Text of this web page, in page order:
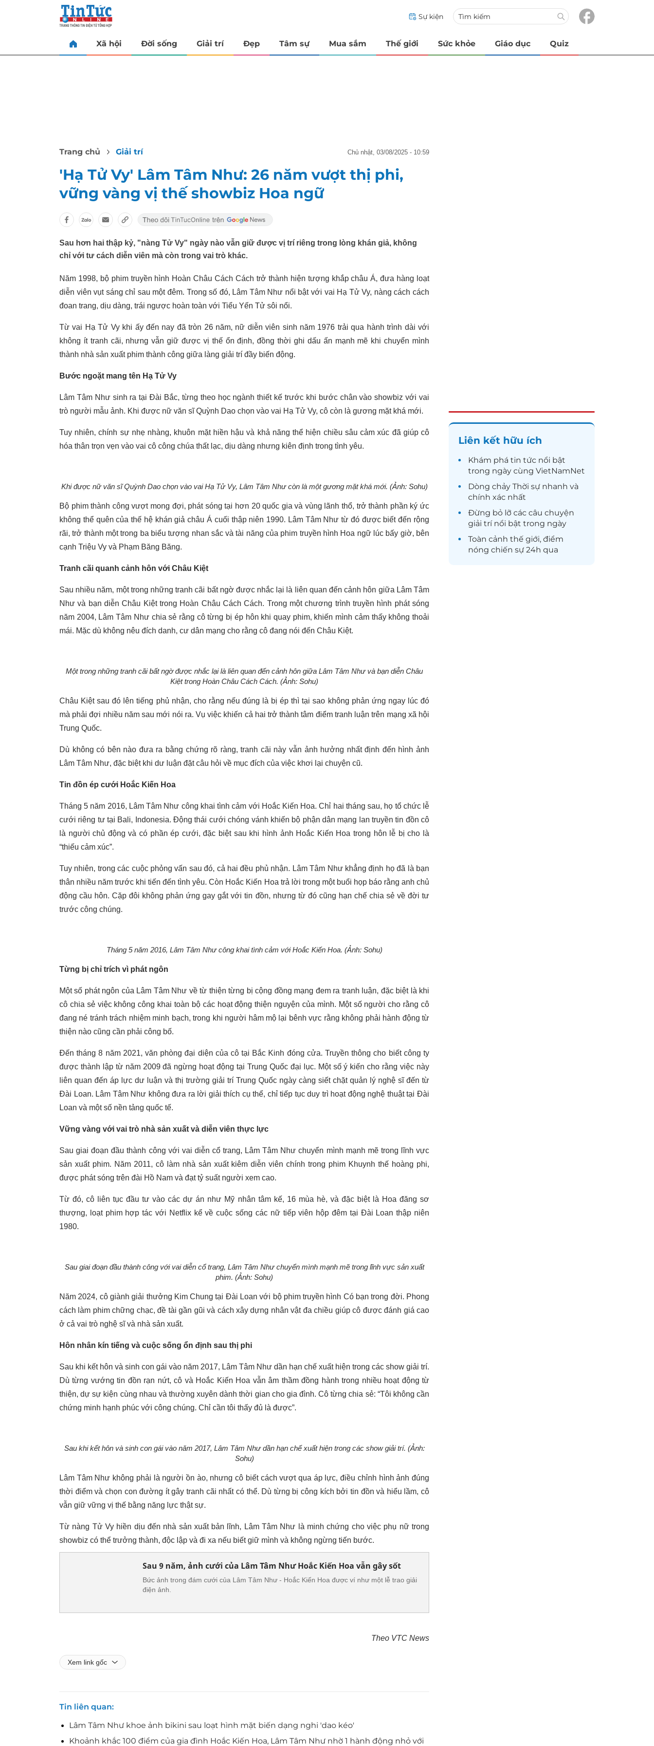
Sự kiện
Xã hội Đời sống Giải trí Đẹp Tâm sự Mua sắm Thế giới Sức khỏe Giáo dục Quiz
Trang chủ Giải trí chủ nhật, 03/08/2025 - 10:59
'Hạ Tử Vy' Lâm Tâm Như: 26 năm vượt thị phi,
vững vàng vị thế showbiz Hoa ngữ
Sau hơn hai thập kỷ, "nàng Tử Vy" ngày nào vẫn giữ được vị trí riêng trong lòng khán giả, không
chỉ với tư cách diễn viên mà còn trong vai trò khác.
Năm 1998, bộ phim truyền hình Hoàn Châu Cách Cách trở thành hiện tượng khắp châu Á, đưa hàng loạt
diễn viên vụt sáng chỉ sau một đêm. Trong số đó, Lâm Tâm Như nổi bật với vai Hạ Tử Vy, nàng cách cách
đoan trang, dịu dàng, trái ngược hoàn toàn với Tiểu Yến Tử sôi nổi.
Từ vai Hạ Tử Vy khi ấy đến nay đã tròn 26 năm, nữ diễn viên sinh năm 1976 trải qua hành trình dài với
không ít tranh cãi, nhưng vẫn giữ được vị thế ổn định, đồng thời ghi dấu ấn mạnh mẽ khi chuyển mình
thành nhà sản xuất phim thành công giữa làng giải trí đầy biến động.
Bước ngoặt mang tên Hạ Tử Vy
Lâm Tâm Như sinh ra tại Đài Bắc, từng theo học ngành thiết kế trước khi bước chân vào showbiz với vai
trò người mẫu ảnh. Khi được nữ văn sĩ Quỳnh Dao chọn vào vai Hạ Tử Vy, cô còn là gương mặt khá mới.
Tuy nhiên, chính sự nhẹ nhàng, khuôn mặt hiền hậu và khả năng thể hiện chiều sâu cảm xúc đã giúp cô
hóa thân trọn vẹn vào vai cô công chúa thất lạc, dịu dàng nhưng kiên định trong tình yêu.
Khi được nữ văn sĩ Quỳnh Dao chọn vào vai Hạ Tử Vy, Lâm Tâm Như còn là một gương mặt khá mới. (Ảnh: Sohu)
Bộ phim thành công vượt mong đợi, phát sóng tại hơn 20 quốc gia và vùng lãnh thổ, trở thành phần ký ức
không thể quên của thế hệ khán giả châu Á cuối thập niên 1990. Lâm Tâm Như từ đó được biết đến rộng
rãi, trở thành một trong ba biểu tượng nhan sắc và tài năng của phim truyền hình Hoa ngữ lúc bấy giờ, bên
cạnh Triệu Vy và Phạm Băng Băng.
Tranh cãi quanh cảnh hôn với Châu Kiệt
Sau nhiều năm, một trong những tranh cãi bất ngờ được nhắc lại là liên quan đến cảnh hôn giữa Lâm Tâm
Như và bạn diễn Châu Kiệt trong Hoàn Châu Cách Cách. Trong một chương trình truyền hình phát sóng
năm 2004, Lâm Tâm Như chia sẻ rằng cô từng bị ép hôn khi quay phim, khiến mình cảm thấy không thoải
mái. Mặc dù không nêu đích danh, cư dân mạng cho rằng cô đang nói đến Châu Kiệt.
Một trong những tranh cãi bất ngờ được nhắc lại là liên quan đến cảnh hôn giữa Lâm Tâm Như và bạn diễn Châu
Kiệt trong Hoàn Châu Cách Cách. (Ảnh: Sohu)
Châu Kiệt sau đó lên tiếng phủ nhận, cho rằng nếu đúng là bị ép thì tại sao không phản ứng ngay lúc đó
mà phải đợi nhiều năm sau mới nói ra. Vụ việc khiến cả hai trở thành tâm điểm tranh luận trên mạng xã hội
Trung Quốc.
Dù không có bên nào đưa ra bằng chứng rõ ràng, tranh cãi này vẫn ảnh hưởng nhất định đến hình ảnh
Lâm Tâm Như, đặc biệt khi dư luận đặt câu hỏi về mục đích của việc khơi lại chuyện cũ.
Tin đồn ép cưới Hoắc Kiến Hoa
Tháng 5 năm 2016, Lâm Tâm Như công khai tình cảm với Hoắc Kiến Hoa. Chỉ hai tháng sau, họ tổ chức lễ
cưới riêng tư tại Bali, Indonesia. Động thái cưới chóng vánh khiến bộ phận dân mạng lan truyền tin đồn cô
là người chủ động và có phần ép cưới, đặc biệt sau khi hình ảnh Hoắc Kiến Hoa trong hôn lễ bị cho là
“thiếu cảm xúc”.
Tuy nhiên, trong các cuộc phỏng vấn sau đó, cả hai đều phủ nhận. Lâm Tâm Như khẳng định họ đã là bạn
thân nhiều năm trước khi tiến đến tình yêu. Còn Hoắc Kiến Hoa trả lời trong một buổi họp báo rằng anh chủ
động cầu hôn. Cặp đôi không phản ứng gay gắt với tin đồn, nhưng từ đó cũng hạn chế chia sẻ về đời tư
trước công chúng.
Tháng 5 năm 2016, Lâm Tâm Như công khai tình cảm với Hoắc Kiến Hoa. (Ảnh: Sohu)
Từng bị chỉ trích vì phát ngôn
Một số phát ngôn của Lâm Tâm Như về từ thiện từng bị cộng đồng mạng đem ra tranh luận, đặc biệt là khi
cô chia sẻ việc không công khai toàn bộ các hoạt động thiện nguyện của mình. Một số người cho rằng cô
đang né tránh trách nhiệm minh bạch, trong khi người hâm mộ lại bênh vực rằng không phải hành động từ
thiện nào cũng cần phải công bố.
Đến tháng 8 năm 2021, văn phòng đại diện của cô tại Bắc Kinh đóng cửa. Truyền thông cho biết công ty
được thành lập từ năm 2009 đã ngừng hoạt động tại Trung Quốc đại lục. Một số ý kiến cho rằng việc này
liên quan đến áp lực dư luận và thị trường giải trí Trung Quốc ngày càng siết chặt quản lý nghệ sĩ đến từ
Đài Loan. Lâm Tâm Như không đưa ra lời giải thích cụ thể, chỉ tiếp tục duy trì hoạt động nghệ thuật tại Đài
Loan và một số nền tảng quốc tế.
Vững vàng với vai trò nhà sản xuất và diễn viên thực lực
Sau giai đoạn đầu thành công với vai diễn cổ trang, Lâm Tâm Như chuyển mình mạnh mẽ trong lĩnh vực
sản xuất phim. Năm 2011, cô làm nhà sản xuất kiêm diễn viên chính trong phim Khuynh thế hoàng phi,
được phát sóng trên đài Hồ Nam và đạt tỷ suất người xem cao.
Từ đó, cô liên tục đầu tư vào các dự án như Mỹ nhân tâm kế, 16 mùa hè, và đặc biệt là Hoa đăng sơ
thượng, loạt phim hợp tác với Netflix kể về cuộc sống các nữ tiếp viên hộp đêm tại Đài Loan thập niên
1980.
Sau giai đoạn đầu thành công với vai diễn cổ trang, Lâm Tâm Như chuyển mình mạnh mẽ trong lĩnh vực sản xuất
phim. (Ảnh: Sohu)
Năm 2024, cô giành giải thưởng Kim Chung tại Đài Loan với bộ phim truyền hình Có bạn trong đời. Phong
cách làm phim chững chạc, đề tài gần gũi và cách xây dựng nhân vật đa chiều giúp cô được đánh giá cao
ở cả vai trò nghệ sĩ và nhà sản xuất.
Hôn nhân kín tiếng và cuộc sống ổn định sau thị phi
Sau khi kết hôn và sinh con gái vào năm 2017, Lâm Tâm Như dần hạn chế xuất hiện trong các show giải trí.
Dù từng vướng tin đồn rạn nứt, cô và Hoắc Kiến Hoa vẫn âm thầm đồng hành trong nhiều hoạt động từ
thiện, dự sự kiện cùng nhau và thường xuyên dành thời gian cho gia đình. Cô từng chia sẻ: “Tôi không cần
chứng minh hạnh phúc với công chúng. Chỉ cần tôi thấy đủ là được”.
Sau khi kết hôn và sinh con gái vào năm 2017, Lâm Tâm Như dần hạn chế xuất hiện trong các show giải trí. (Ảnh:
Sohu)
Lâm Tâm Như không phải là người ồn ào, nhưng cô biết cách vượt qua áp lực, điều chỉnh hình ảnh đúng
thời điểm và chọn con đường ít gây tranh cãi nhất có thể. Dù từng bị công kích bởi tin đồn và hiểu lầm, cô
vẫn giữ vững vị thế bằng năng lực thật sự.
Từ nàng Tử Vy hiền dịu đến nhà sản xuất bản lĩnh, Lâm Tâm Như là minh chứng cho việc phụ nữ trong
showbiz có thể trưởng thành, độc lập và đi xa nếu biết giữ mình và không ngừng tiến bước.
Sau 9 năm, ảnh cưới của Lâm Tâm Như Hoắc Kiến Hoa vẫn gây sốt
Bức ảnh trong đám cưới của Lâm Tâm Như - Hoắc Kiến Hoa được ví như một lễ trao giải
điện ảnh.
Theo VTC News
Xem link gốc
Tin liên quan
Lâm Tâm Như khoe ảnh bikini sau loạt hình mặt biến dạng nghi 'dao kéo'
Khoảnh khắc 100 điểm của gia đình Hoắc Kiến Hoa, Lâm Tâm Như nhờ 1 hành động nhỏ với
Liên kết hữu ích
Khám phá tin tức nổi bật
trong ngày cùng VietNamNet
Dòng chảy Thời sự nhanh và
chính xác nhất
Đừng bỏ lỡ các câu chuyện
giải trínổi bật trong ngày
Toàn cảnh thế giới, điểm
nóng chiến sự 24h qua